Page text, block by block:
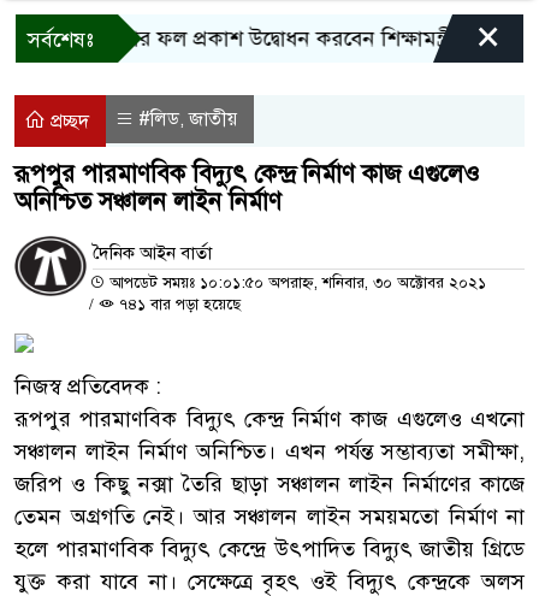
সর্বশেষঃ
পরীক্ষার ফল প্রকাশ উদ্বোধন করবেন শিক্ষামন্ত্রী ×
প্রচ্ছদ #লিড,জাতীয়
রূপপুর পারমাণবিক বিদ্যুৎ কেন্দ্র নির্মাণ কাজ এগুলেও
অনিশ্চিত সঞ্চালন লাইন নির্মাণ
দৈনিক আইন বার্তা
আপডেট সময়ঃ ১০:০১:৫০ অপরাহ্ন, শনিবার, ৩০ অক্টোবর ২০২১
/
৭৪১ বার পড়া হয়েছে
নিজস্ব প্রতিবেদক :
রূপপুর পারমাণবিক বিদ্যুৎ কেন্দ্র নির্মাণ কাজ এগুলেও এখনো
সঞ্চালন লাইন নির্মাণ অনিশ্চিত। এখন পর্যন্ত সম্ভাব্যতা সমীক্ষা,
জরিপ ও কিছু নক্সা তৈরি ছাড়া সঞ্চালন লাইন নির্মাণের কাজে
তেমন অগ্রগতি নেই। আর সঞ্চালন লাইন সময়মতো নির্মাণ না
হলে পারমাণবিক বিদ্যুৎ কেন্দ্রে উৎপাদিত বিদ্যুৎ জাতীয় গ্রিডে
যুক্ত করা যাবে না। সেক্ষেত্রে বৃহৎ ওই বিদ্যুৎ কেন্দ্রকে অলস